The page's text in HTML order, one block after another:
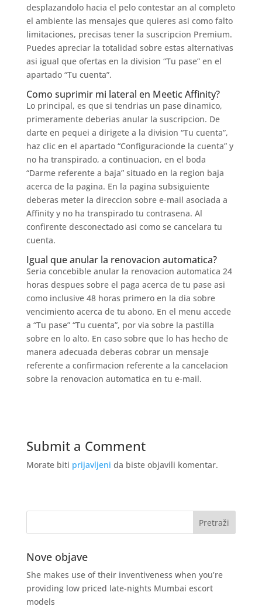
desplazandolo hacia el pelo contestar an al completo
el ambiente las mensajes que quieres asi­ como falto
limitaciones, precisas tener la suscripcion Premium.
Puedes apreciar la totalidad sobre estas alternativas
asi igual que ofertas en la division “Tu pase” en el
apartado “Tu cuenta”.
Como suprimir mi lateral en Meetic Affinity?
Lo principal, es que si tendrias un pase dinamico,
primeramente deberias anular la suscripcion. De
darte en pequei a dirigete a la division “Tu cuenta”,
haz clic en el apartado “Configuracionde la cuenta” y
no ha transpirado, a continuacion, en el boda
“Darme referente a baja” situado en la region baja
acerca de la pagina. En la pagina subsiguiente
deberas meter la direccion sobre e-mail asociada a
Affinity y no ha transpirado tu contrasena. Al
confirente desconectado asi como se cancelara tu
cuenta.
Igual que anular la renovacion automatica?
Seria concebible anular la renovacion automatica 24
horas despues sobre el paga acerca de tu pase asi
como inclusive 48 horas primero en la dia sobre
vencimiento acerca de tu abono. En el menu accede
a “Tu pase” “Tu cuenta”, por via sobre la pastilla
sobre en lo alto. En caso sobre que lo has hecho de
manera adecuada deberas cobrar un mensaje
referente a confirmacion referente a la cancelacion
sobre la renovacion automatica en tu e-mail.
Submit a Comment
Morate biti prijavljeni da biste objavili komentar.
Nove objave
She makes use of their inventiveness when you’re
providing low priced late-nights Mumbai escort
models